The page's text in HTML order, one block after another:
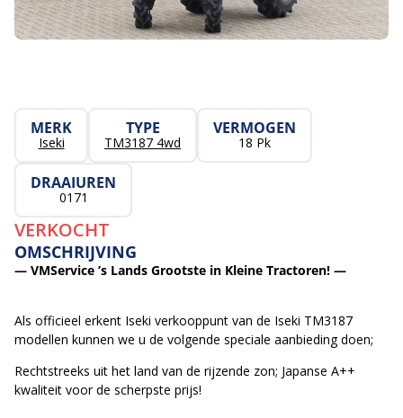
MERK
Iseki
TYPE
TM3187 4wd
VERMOGEN
18 Pk
DRAAIUREN
0171
VERKOCHT
OMSCHRIJVING
— VMService ’s Lands Grootste in Kleine Tractoren! —
Als officieel erkent Iseki verkooppunt van de Iseki TM3187
modellen kunnen we u de volgende speciale aanbieding doen;
Rechtstreeks uit het land van de rijzende zon; Japanse A++
kwaliteit voor de scherpste prijs!